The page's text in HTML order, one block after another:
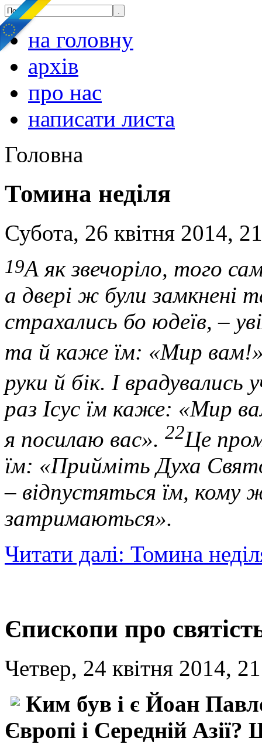
на головну
архів
про нас
написати листа
Головна
Томина неділя
Субота, 26 квітня 2014,
19А як звечоріло, того
а две­рі ж були замкнені
страхались бо юдеїв, –
та й каже їм: «Мир
руки й бік. І
раз Ісус їм каже: «Мир
я посилаю вас». 22Це
їм: «Прийміть Духа
– відпустяться їм, кому
затримаються».
Читати далі: Томина
Єпископи про
Четвер, 24 квітня 2014,
Ким був і є Йоан
Європі і Середній Азії?